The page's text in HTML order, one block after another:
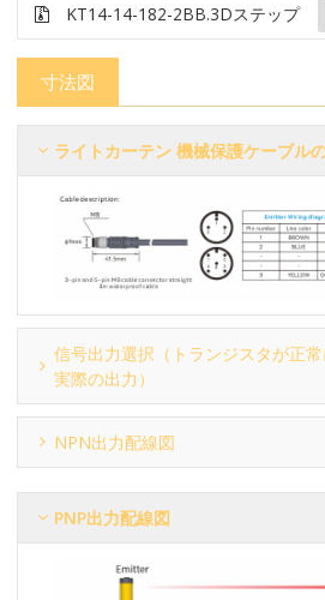
KT14-14-182-2BB.3Dステップ
寸法図
ライトカーテン 機械保護ケーブル
信号出力選択（トランジスタが正
実際の出力）
NPN出力配線図
PNP出力配線図